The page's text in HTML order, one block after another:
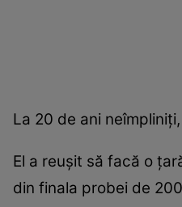
La 20 de ani
El a reuşit să facă o
din finala probei de